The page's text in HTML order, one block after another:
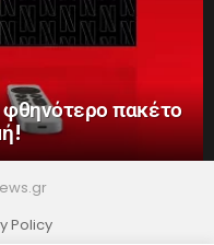
πακέτο
Policy